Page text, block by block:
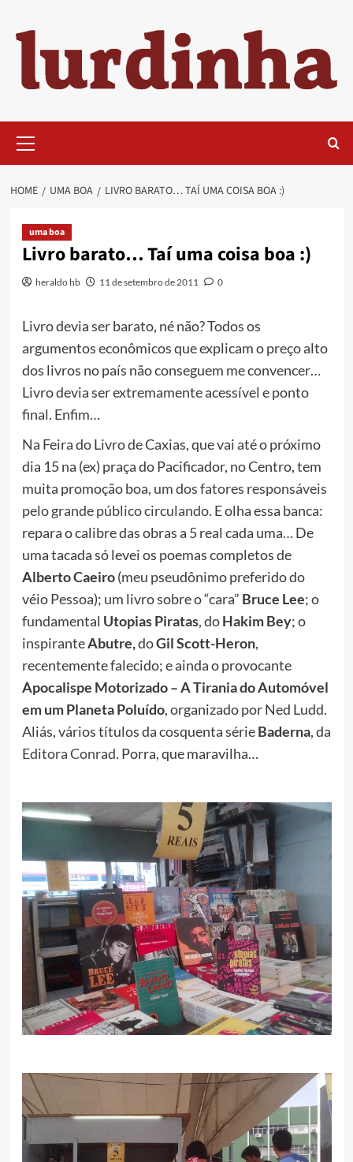
content
Menu
HOME UMA BOA LIVRO BARATO… TAÍ UMA COISA BOA :)
uma boa
Livro barato… Taí uma coisa boa :)
heraldo hb 11 de setembro de 2011 0
Livro devia ser barato, né não? Todos os
argumentos econômicos que explicam o preço alto
dos livros no país não conseguem me convencer…
Livro devia ser extremamente acessível e ponto
final. Enfim…
Na Feira do Livro de Caxias, que vai até o próximo
dia 15 na (ex) praça do Pacificador, no Centro, tem
muita promoção boa, um dos fatores responsáveis
pelo grande público circulando. E olha essa banca:
repara o calibre das obras a 5 real cada uma… De
uma tacada só levei os poemas completos de
Alberto Caeiro(meu pseudônimo preferido do
véio Pessoa); um livro sobre o “cara” Bruce Lee; o
fundamental Utopias Piratas, doHakim Bey; o
inspiranteAbutre,doGil Scott-Heron,
recentemente falecido; e ainda o provocante
Apocalispe Motorizado – A Tirania do Automóvel
em um Planeta Poluído, organizado por Ned Ludd.
Aliás, vários títulos da cosquenta sérieBaderna, da
Editora Conrad. Porra, que maravilha…